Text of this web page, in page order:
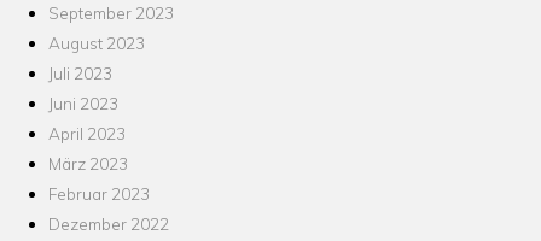
September 2023
August 2023
Juli 2023
Juni 2023
April 2023
März 2023
Februar 2023
Dezember 2022